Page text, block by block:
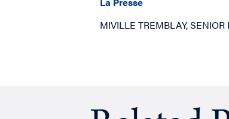
MIVILLE TREMBLAY,